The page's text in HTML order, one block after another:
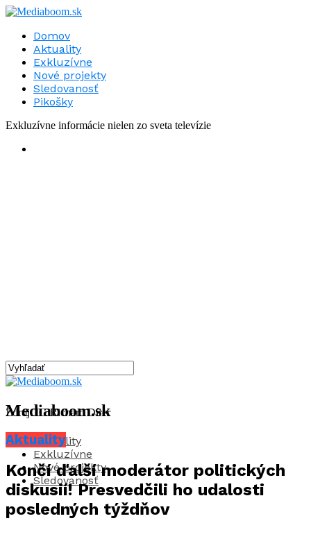
Domov
Aktuality
Exkluzívne
Nové projekty
Sledovanosť
Pikošky
Exkluzívne informácie nielen zo sveta televízie
Mediaboom.sk
Aktuality
Exkluzívne
Nové projekty
Sledovanosť
Zdroj: IG Richard Dírer
Aktuality
Končí ďalší moderátor politických
diskusií! Presvedčili ho udalosti
posledných týždňov